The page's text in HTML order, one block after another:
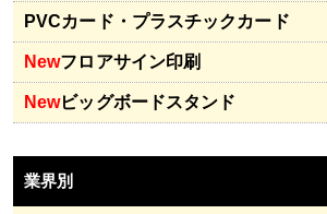
PVCカード・プラスチックカード
Newフロアサイン印刷
Newビッグボードスタンド
業界別